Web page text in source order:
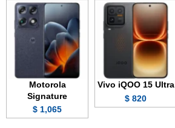
Vivo iQOO 15 Ultra
820 $
Motorola
Signature
1,065 $